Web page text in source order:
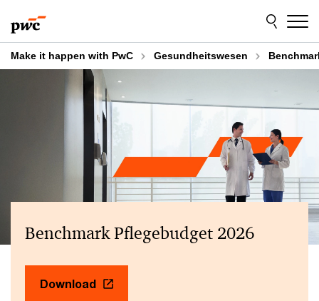
to
content
to
footer
Make it happen with PwC Gesundheitswesen
Benchmark Pflegebudget 2026
Download